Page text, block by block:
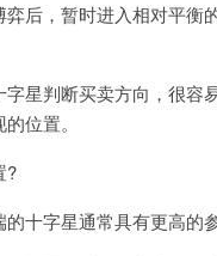
后，暂时进入相对平衡
星判断买卖方向，很
位置。
?
十字星通常具有更高的参